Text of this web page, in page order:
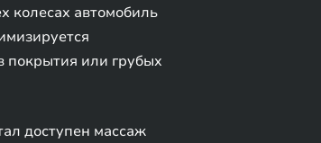
колесах автомобиль
покрытия или грубых
доступен массаж